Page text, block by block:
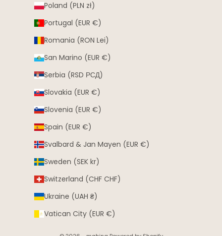
Poland (PLN zł)
Portugal (EUR €)
Romania (RON Lei)
San Marino (EUR €)
Serbia (RSD РСД)
Slovakia (EUR €)
Slovenia (EUR €)
Spain (EUR €)
Svalbard & Jan Mayen (EUR €)
Sweden (SEK kr)
Switzerland (CHF CHF)
Ukraine (UAH ₴)
Vatican City (EUR €)